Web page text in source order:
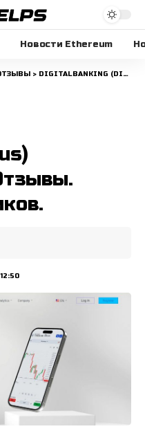
Новости Ethereum
> DIGITALBANKING (DIGITALBANKING.US) СКАМБРОКЕР. ОТЗЫВЫ. ОБЗОР МОШЕННИКОВ.